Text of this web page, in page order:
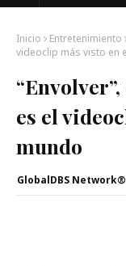
Inicio Entretenimiento
videoclip más visto en
es el
mundo
GlobalDBS Network®